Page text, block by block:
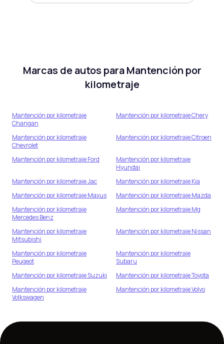
Marcas de autos paraMantención por
kilometraje
Mantención por kilometraje
Changan
Mantención por kilometrajeChery
Mantención por kilometraje
Chevrolet
Mantención por kilometrajeCitroen
Mantención por kilometrajeFord
Mantención por kilometraje
Hyundai
Mantención por kilometrajeJac Mantención por kilometrajeKia
Mantención por kilometrajeMaxus Mantención por kilometrajeMazda
Mantención por kilometraje
Mercedes Benz
Mantención por kilometrajeMg
Mantención por kilometraje
Mitsubishi
Mantención por kilometrajeNissan
Mantención por kilometraje
Peugeot
Mantención por kilometraje
Subaru
Mantención por kilometrajeSuzuki Mantención por kilometrajeToyota
Mantención por kilometraje
Volkswagen
Mantención por kilometrajeVolvo